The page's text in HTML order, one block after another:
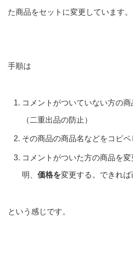
た商品をセットに変更しています。
手順は
コメントがついていない方の
（二重出品の防止）
その商品の商品名などをコピペ
コメントがついた方の商品を
明、価格を変更する。できれば
という感じです。